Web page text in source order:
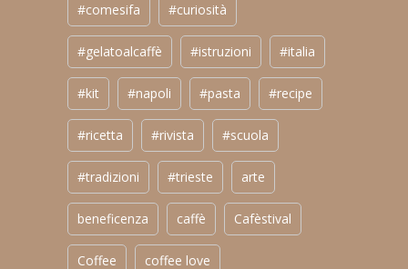
#comesifa #curiosità
#gelatoalcaffè #istruzioni #italia
#kit #napoli #pasta #recipe
#ricetta #rivista #scuola
#tradizioni #trieste arte
beneficenza caffè Cafèstival
Coffee coffee love